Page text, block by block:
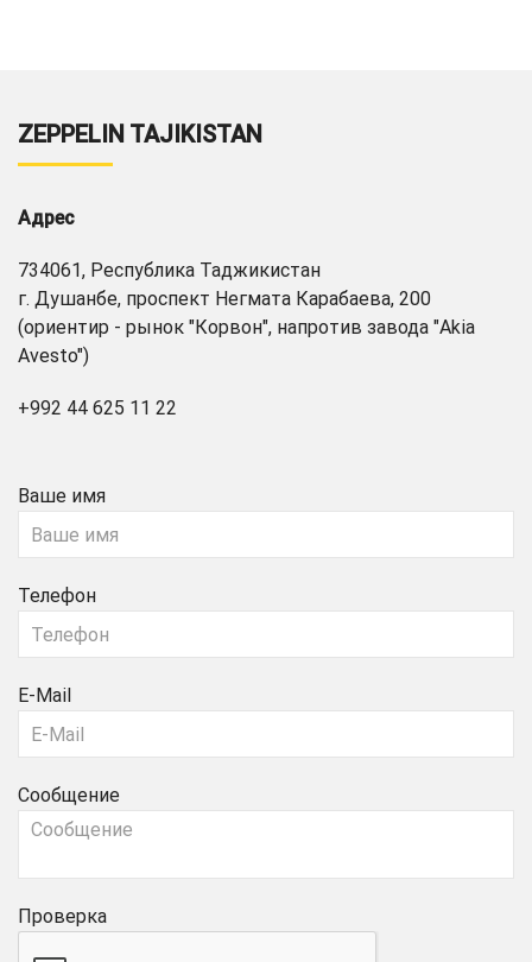
ZEPPELIN TAJIKISTAN
Адрес
734061, Республика Таджикистан
г. Душанбе, проспект Негмата Карабаева, 200
(ориентир - рынок "Корвон", напротив завода "Akia
Avesto")
+992 44 625 11 22
Ваше имя
Телефон
E-Mail
Сообщение
Проверка